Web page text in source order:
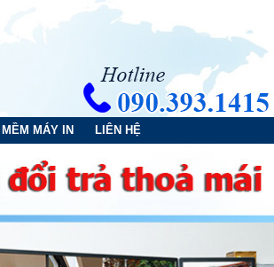
MỀM MÁY IN LIÊN HỆ